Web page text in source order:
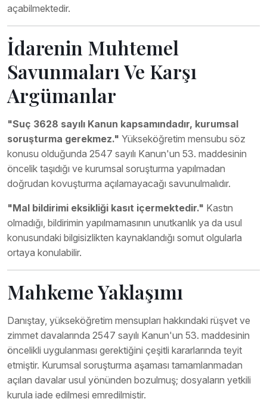
açabilmektedir.
İdarenin Muhtemel
Savunmaları Ve Karşı
Argümanlar
"Suç 3628 sayılı Kanun kapsamındadır, kurumsal
soruşturma gerekmez." Yükseköğretim mensubu söz
konusu olduğunda 2547 sayılı Kanun'un 53. maddesinin
öncelik taşıdığı ve kurumsal soruşturma yapılmadan
doğrudan kovuşturma açılamayacağı savunulmalıdır.
"Mal bildirimi eksikliği kasıt içermektedir." Kastın
olmadığı, bildirimin yapılmamasının unutkanlık ya da usul
konusundaki bilgisizlikten kaynaklandığı somut olgularla
ortaya konulabilir.
Mahkeme Yaklaşımı
Danıştay, yükseköğretim mensupları hakkındaki rüşvet ve
zimmet davalarında 2547 sayılı Kanun'un 53. maddesinin
öncelikli uygulanması gerektiğini çeşitli kararlarında teyit
etmiştir. Kurumsal soruşturma aşaması tamamlanmadan
açılan davalar usul yönünden bozulmuş; dosyaların yetkili
kurula iade edilmesi emredilmiştir.